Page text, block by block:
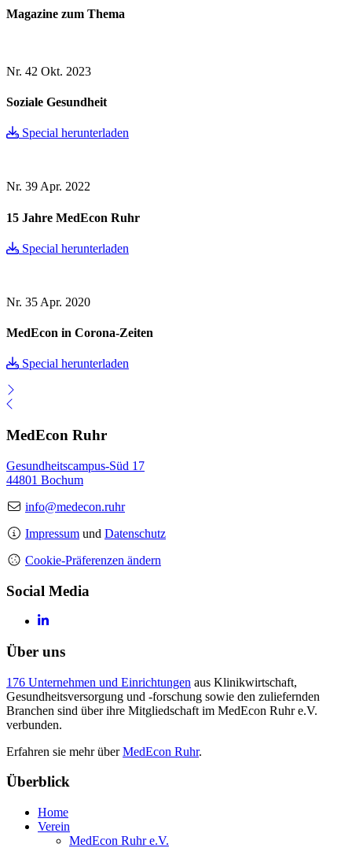
Magazine zum Thema
Nr. 42 Okt. 2023
Soziale Gesundheit
Special herunterladen
Nr. 39 Apr. 2022
15 Jahre MedEcon Ruhr
Special herunterladen
Nr. 35 Apr. 2020
MedEcon in Corona-Zeiten
Special herunterladen
MedEcon Ruhr
Gesundheitscampus-Süd 17
44801 Bochum
info@medecon.ruhr
Impressum und Datenschutz
Cookie-Präferenzen ändern
Social Media
Über uns
176 Unternehmen und Einrichtungen aus Klinikwirtschaft,
Gesundheitsversorgung und -forschung sowie den zuliefernden
Branchen sind über ihre Mitgliedschaft im MedEcon Ruhr e.V.
verbunden.
Erfahren sie mehr überMedEcon Ruhr.
Überblick
Home
Verein
MedEcon Ruhr e.V.